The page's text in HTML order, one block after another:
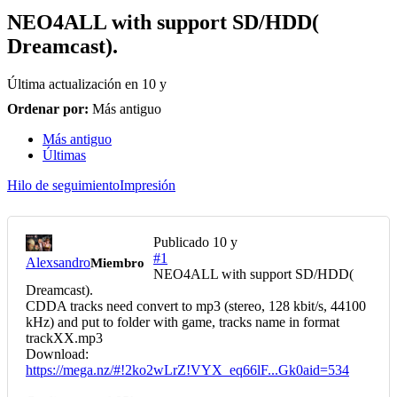
NEO4ALL with support SD/HDD(
Dreamcast).
Última actualización en 10 y
Ordenar por: Más antiguo
Más antiguo
Últimas
Hilo de seguimientoImpresión
AlexsandroMiembro
Publicado 10 y
#1
NEO4ALL with support SD/HDD(
Dreamcast).
CDDA tracks need convert to mp3 (stereo, 128 kbit/s, 44100
kHz) and put to folder with game, tracks name in format
trackXX.mp3
Download:
https://mega.nz/#!2ko2wLrZ!VYX_eq66lF...Gk0aid=534